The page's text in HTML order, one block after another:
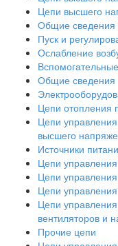
Цепи высшего
Общие сведения
Пуск и
Ослабление
Общие сведения
Цепи отопления
Цепи
высшего
Источники
Цепи
Цепи
Цепи
Цепи
вентиляторов и
Прочие цепи